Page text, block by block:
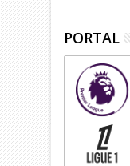
PORTAL